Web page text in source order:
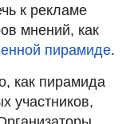
к рекламе
мнений, как
пирамиде.
как пирамида
участников,